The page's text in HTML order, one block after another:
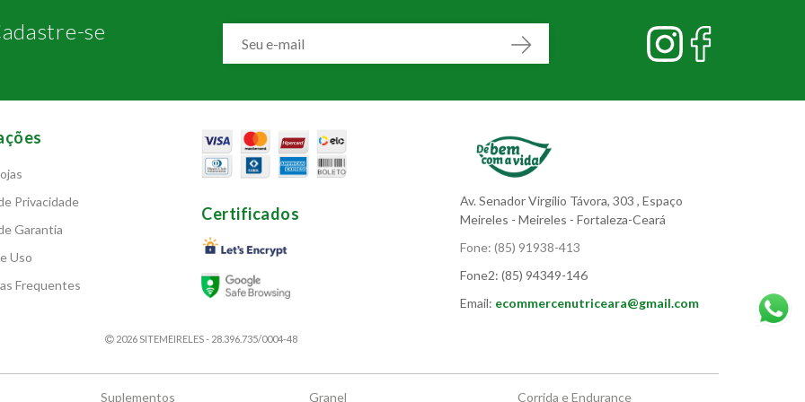
se
Privacidade
Garantia
Uso
Frequentes
Certificados
Av. Senador Virgílio Távora, 303 , Espaço
Meireles - Meireles - Fortaleza-Ceará
Fone: (85) 91938-413
Fone2: (85) 94349-146
Email: ecommercenutriceara@gmail.com
2026 SITEMEIRELES - 28.396.735/0004-48
Suplementos Granel Corrida e Endurance